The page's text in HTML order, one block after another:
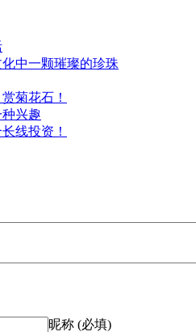
中一颗璀璨的珍珠
菊花石！
兴趣
线投资！
昵称 (必填)